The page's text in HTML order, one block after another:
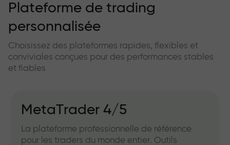
Plateforme de trading
personnalisée
Choisissez des plateformes rapides, flexibles et
conviviales conçues pour des performances stables
et fiables
MetaTrader 4/5
La plateforme professionnelle de référence
pour les traders du monde entier. Outils